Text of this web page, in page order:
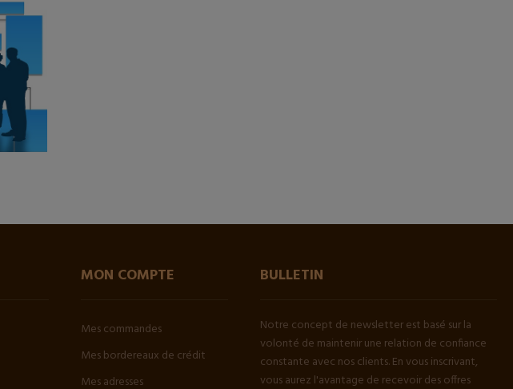
MON COMPTE
Mes commandes
Mes bordereaux de crédit
Mes adresses
BULLETIN
Notre concept de newsletter est basé sur la
volonté de maintenir une relation de confiance
constante avec nos clients. En vous inscrivant,
vous aurez l'avantage de recevoir des offres